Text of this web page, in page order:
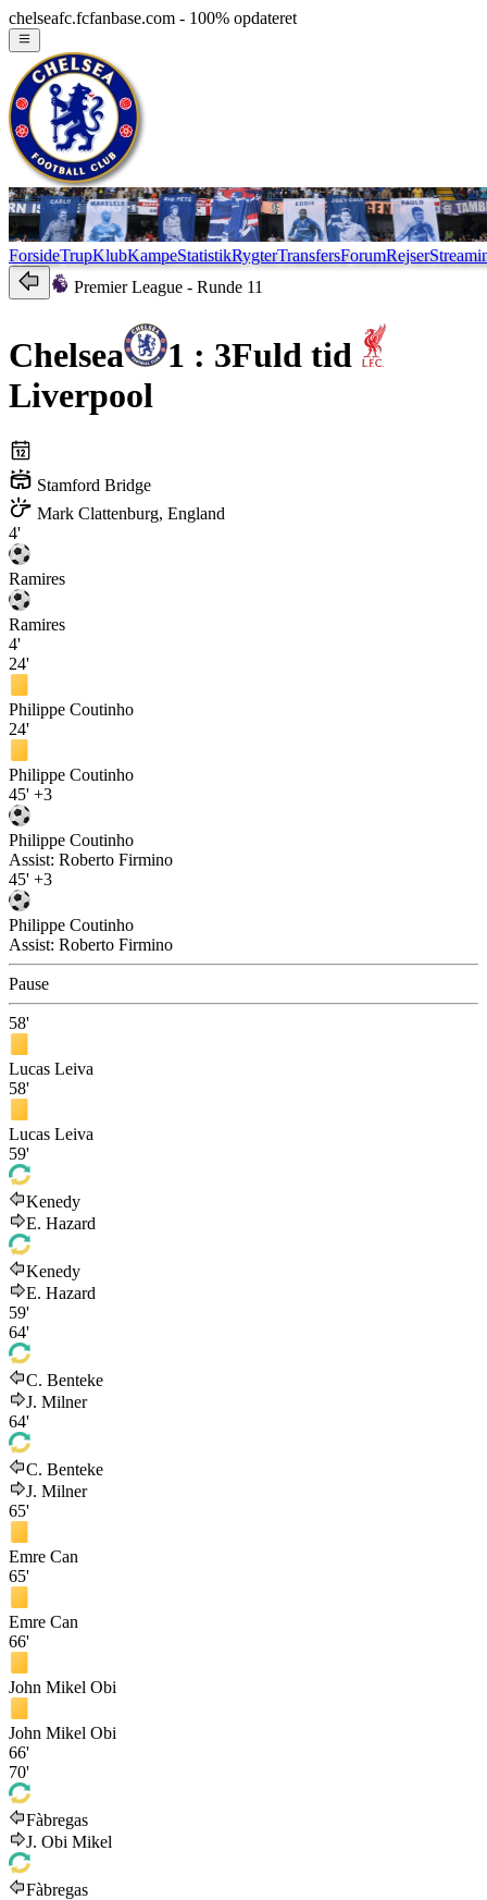
chelseafc.fcfanbase.com - 100% opdateret
ForsideTrupKlubKampeStatistikRygterTransfersForumRejser
Premier League - Runde 11
Chelsea 1 : 3Fuld tid
Liverpool
Stamford Bridge
Mark Clattenburg, England
4'
Ramires
Ramires
4'
24'
Philippe Coutinho
24'
Philippe Coutinho
45' +3
Philippe Coutinho
Assist: Roberto Firmino
45' +3
Philippe Coutinho
Assist: Roberto Firmino
Pause
58'
Lucas Leiva
58'
Lucas Leiva
59'
Kenedy
E. Hazard
Kenedy
E. Hazard
59'
64'
C. Benteke
J. Milner
64'
C. Benteke
J. Milner
65'
Emre Can
65'
Emre Can
66'
John Mikel Obi
John Mikel Obi
66'
70'
Fàbregas
J. Obi Mikel
Fàbregas